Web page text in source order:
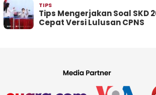
TIPS
Tips Mengerjakan Soal SKD
Cepat Versi Lulusan CPNS